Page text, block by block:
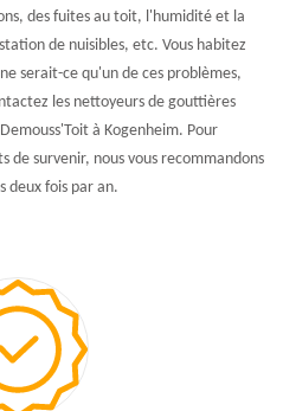
des fuites au toit, l'humidité et la
de nuisibles, etc. Vous habitez
serait-ce qu'un de ces problèmes,
les nettoyeurs de gouttières
à Kogenheim. Pour
de survenir, nous vous recommandons
deux fois par an.